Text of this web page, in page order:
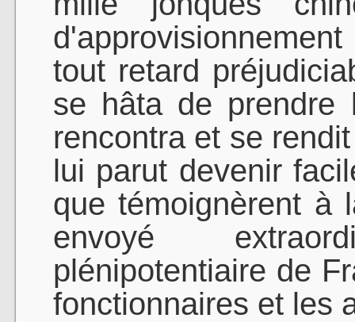
tout retard
se hâta de prendre
rencontra et se
lui parut devenir
que témoignèrent à
envoyé
plénipotentiaire de
fonctionnaires et les